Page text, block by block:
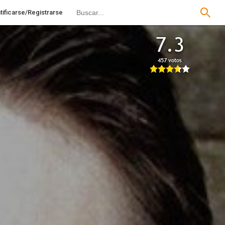
Registrarse
7.3
457 votos